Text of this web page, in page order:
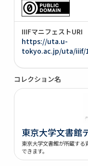
IIIFマニフェストURI
https://uta.u-
tokyo.ac.jp/uta/iiif/
コレクション名
東京大学文書館
東京大学文書館が所蔵する
できます。